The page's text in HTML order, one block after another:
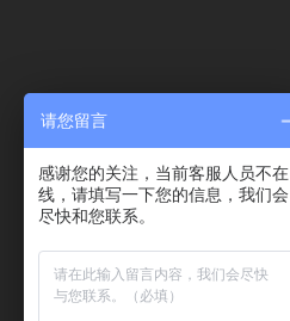
请您留言
感谢您的关注，当前客服人员不在
线，请填写一下您的信息，我们会
尽快和您联系。